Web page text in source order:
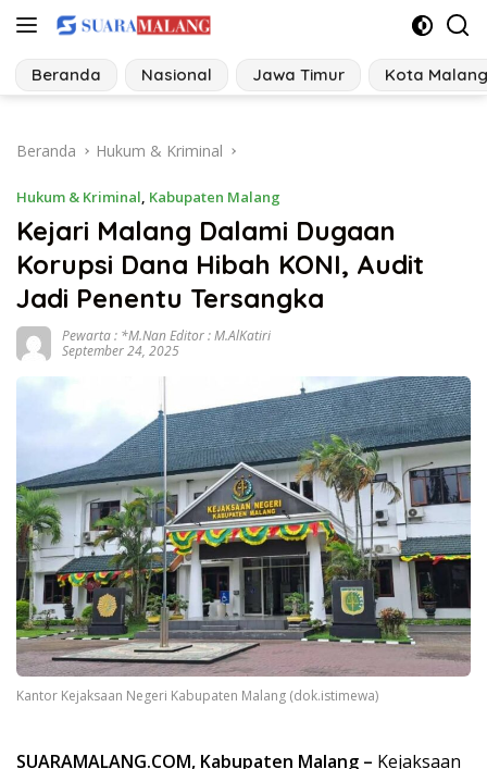
Langsung
konten
Beranda Nasional Jawa Timur Kota Malang
Beranda Hukum & Kriminal
Hukum & Kriminal, Kabupaten Malang
Kejari Malang Dalami Dugaan
Korupsi Dana Hibah KONI, Audit
Jadi Penentu Tersangka
Pewarta : *M.Nan Editor : M.AlKatiri
September 24, 2025
Kantor Kejaksaan Negeri Kabupaten Malang (dok.istimewa)
SUARAMALANG.COM, Kabupaten Malang – Kejaksaan